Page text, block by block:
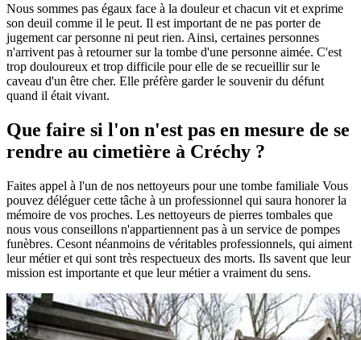
Nous sommes pas égaux face à la douleur et chacun vit et exprime
son deuil comme il le peut. Il est important de ne pas porter de
jugement car personne ni peut rien. Ainsi, certaines personnes
n'arrivent pas à retourner sur la tombe d'une personne aimée. C'est
trop douloureux et trop difficile pour elle de se recueillir sur le
caveau d'un être cher. Elle préfère garder le souvenir du défunt
quand il était vivant.
Que faire si l'on n'est pas en mesure de se
rendre au cimetière à Créchy ?
Faites appel à l'un de nos nettoyeurs pour une tombe familiale Vous
pouvez déléguer cette tâche à un professionnel qui saura honorer la
mémoire de vos proches. Les nettoyeurs de pierres tombales que
nous vous conseillons n'appartiennent pas à un service de pompes
funèbres. Cesont néanmoins de véritables professionnels, qui aiment
leur métier et qui sont très respectueux des morts. Ils savent que leur
mission est importante et que leur métier a vraiment du sens.